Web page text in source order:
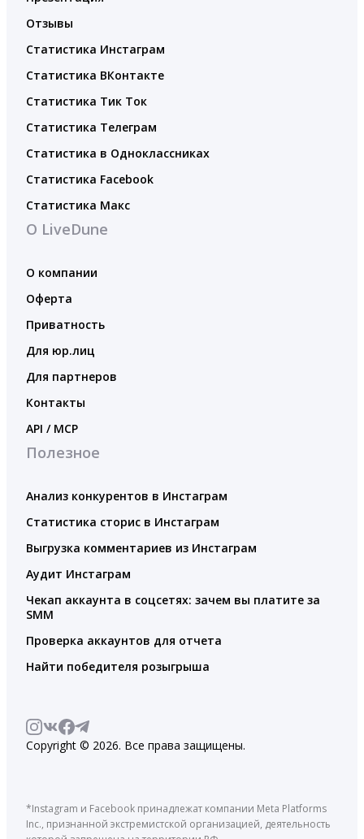
Отзывы
Статистика Инстаграм
Статистика ВКонтакте
Статистика Тик Ток
Статистика Телеграм
Статистика в Одноклассниках
Статистика Facebook
Статистика Макс
О LiveDune
О компании
Оферта
Приватность
Для юр.лиц
Для партнеров
Контакты
API / MCP
Полезное
Анализ конкурентов в Инстаграм
Статистика сторис в Инстаграм
Выгрузка комментариев из Инстаграм
Аудит Инстаграм
Чекап аккаунта в соцсетях: зачем вы платите за
SMM
Проверка аккаунтов для отчета
Найти победителя розыгрыша
Copyright © 2026. Все права защищены.
*Instagram и Facebook принадлежат компании Meta Platforms
Inc., признанной экстремистской организацией, деятельность